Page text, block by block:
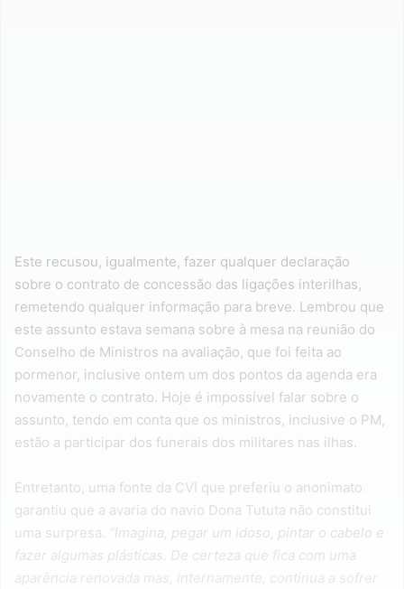
Este recusou, igualmente, fazer qualquer declaração
sobre o contrato de concessão das ligações interilhas,
remetendo qualquer informação para breve. Lembrou que
este assunto estava semana sobre à mesa na reunião do
Conselho de Ministros na avaliação, que foi feita ao
pormenor, inclusive ontem um dos pontos da agenda era
novamente o contrato. Hoje é impossível falar sobre o
assunto, tendo em conta que os ministros, inclusive o PM,
estão a participar dos funerais dos militares nas ilhas.
Entretanto, uma fonte da CVI que preferiu o anonimato
garantiu que a avaria do navio Dona Tututa não constitui
uma surpresa. “Imagina, pegar um idoso, pintar o cabelo e
fazer algumas plásticas. De certeza que fica com uma
aparência renovada mas, internamente, continua a sofrer